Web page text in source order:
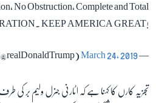
No Obstruction, Complete and Total
KEEP AMERICA GREAT!
— Donald J. Trump (@realDonaldTrump)
March 24, 2019
تجزیہ کارں کا کہنا ہے کہ اٹارنی جنرل ولیم بر